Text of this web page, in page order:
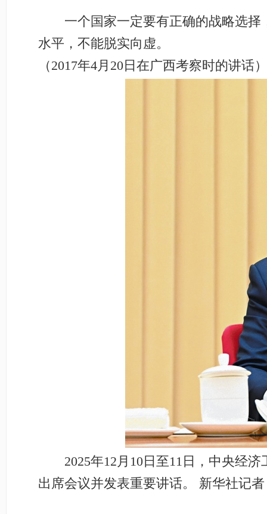
一个国家一定要有正确的战略选择
水平，不能脱实向虚。
（2017年4月20日在广西考察时的讲话）
2025年12月10日至11日，中央经济
出席会议并发表重要讲话。 新华社记